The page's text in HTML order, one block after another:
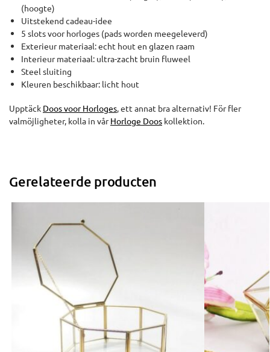
(hoogte)
Uitstekend cadeau-idee
5 slots voor horloges (pads worden meegeleverd)
Exterieur materiaal: echt hout en glazen raam
Interieur materiaal: ultra-zacht bruin fluweel
Steel sluiting
Kleuren beschikbaar: licht hout
Upptäck Doos voor Horloges, ett annat bra alternativ! För fler
valmöjligheter, kolla in vårHorloge Doos kollektion.
Gerelateerde producten